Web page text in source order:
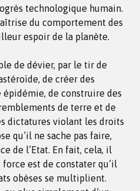
technologique humain.
du comportement des
espoir de la planète.
de dévier, par le tir de
de créer des
de construire des
de terre et de
dictatures violant les droits
qu’il ne sache pas faire,
de l’Etat. En fait, cela, il
est de constater qu’il
obèses se multiplient.